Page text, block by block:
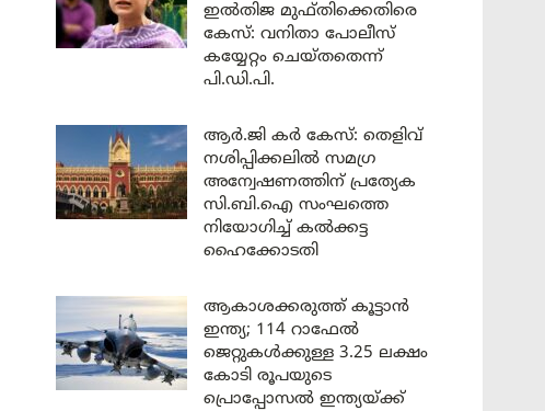
ഇൽതിജ മുഫ്തിക്കെതിരെ
കേസ്: വനിതാ പോലീസ്
കയ്യേറ്റം ചെയ്തതെന്ന്
പി.ഡി.പി.
ആർ.ജി കർ കേസ്: തെളിവ്
നശിപ്പിക്കലിൽ സമഗ്ര
അന്വേഷണത്തിന് പ്രത്യേക
സി.ബി.ഐ സംഘത്തെ
നിയോഗിച്ച് കൽക്കട്ട
ഹൈക്കോടതി
ആകാശക്കരുത്ത് കൂട്ടാൻ
ഇന്ത്യ; 114 റാഫേൽ
ജെറ്റുകൾക്കുള്ള 3.25 ലക്ഷം
കോടി രൂപയുടെ
പ്രൊപ്പോസൽ ഇന്ത്യയ്ക്ക്